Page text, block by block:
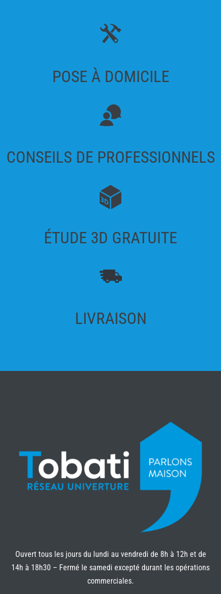
POSE À DOMICILE
CONSEILS DE PROFESSIONNELS
ÉTUDE 3D GRATUITE
LIVRAISON
Ouvert tous les jours du lundi au vendredi de 8h à 12h et de
14h à 18h30 – Fermé le samedi excepté durant les opérations
commerciales.